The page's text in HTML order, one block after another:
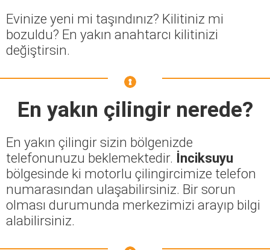
Evinize yeni mi taşındınız? Kilitiniz mi
bozuldu? En yakın anahtarcı kilitinizi
değiştirsin.
En yakın çilingir nerede?
En yakın çilingir sizin bölgenizde
telefonunuzu beklemektedir. İnciksuyu
bölgesinde ki motorlu çilingircimize telefon
numarasından ulaşabilirsiniz. Bir sorun
olması durumunda merkezimizi arayıp bilgi
alabilirsiniz.